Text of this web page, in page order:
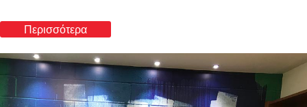
Περισσότερα